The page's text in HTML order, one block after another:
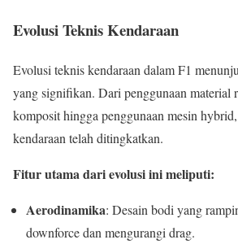
Evolusi Teknis Kendaraan
Evolusi teknis kendaraan dalam F1
yang signifikan. Dari penggunaan material
komposit hingga penggunaan mesin
kendaraan telah ditingkatkan.
Fitur utama dari evolusi ini meliputi:
Aerodinamika: Desain bodi yang
downforce dan mengurangi drag.